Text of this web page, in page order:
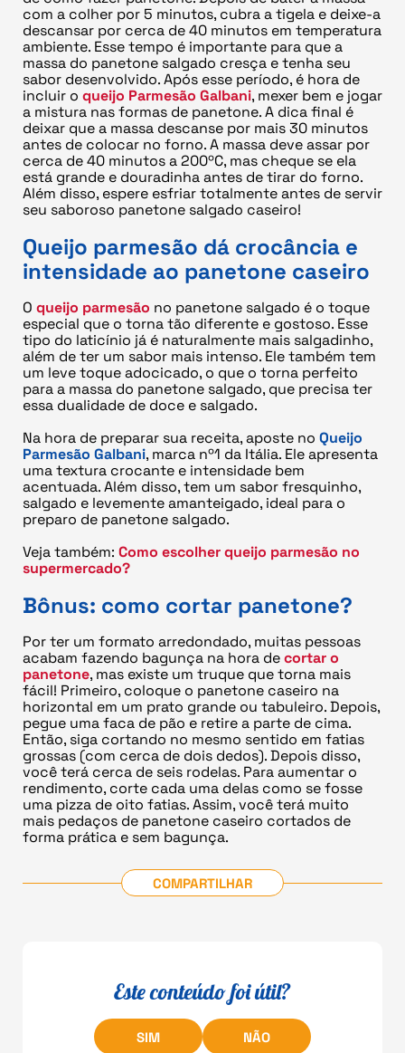
com a colher por 5 minutos, cubra a tigela e deixe-a
descansar por cerca de 40 minutos em temperatura
ambiente. Esse tempo é importante para que a
massa do panetone salgado cresça e tenha seu
sabor desenvolvido. Após esse período, é hora de
incluir o queijo Parmesão Galbani, mexer bem e jogar
a mistura nas formas de panetone. A dica final é
deixar que a massa descanse por mais 30 minutos
antes de colocar no forno. A massa deve assar por
cerca de 40 minutos a 200ºC, mas cheque se ela
está grande e douradinha antes de tirar do forno.
Além disso, espere esfriar totalmente antes de servir
seu saboroso panetone salgado caseiro!
Queijo parmesão dá crocância e
intensidade ao panetone caseiro
O queijo parmesão no panetone salgado é o toque
especial que o torna tão diferente e gostoso. Esse
tipo do laticínio já é naturalmente mais salgadinho,
além de ter um sabor mais intenso. Ele também tem
um leve toque adocicado, o que o torna perfeito
para a massa do panetone salgado, que precisa ter
essa dualidade de doce e salgado.
Na hora de preparar sua receita, aposte no Queijo
Parmesão Galbani, marca nº1 da Itália. Ele apresenta
uma textura crocante e intensidade bem
acentuada. Além disso, tem um sabor fresquinho,
salgado e levemente amanteigado, ideal para o
preparo de panetone salgado.
Veja também: Como escolher queijo parmesão no
supermercado?
Bônus: como cortar panetone?
Por ter um formato arredondado, muitas pessoas
acabam fazendo bagunça na hora decortar o
panetone, mas existe um truque que torna mais
fácil! Primeiro, coloque o panetone caseiro na
horizontal em um prato grande ou tabuleiro. Depois,
pegue uma faca de pão e retire a parte de cima.
Então, siga cortando no mesmo sentido em fatias
grossas (com cerca de dois dedos). Depois disso,
você terá cerca de seis rodelas. Para aumentar o
rendimento, corte cada uma delas como se fosse
uma pizza de oito fatias. Assim, você terá muito
mais pedaços de panetone caseiro cortados de
forma prática e sem bagunça.
COMPARTILHAR
Este conteúdo foi útil?
SIM NÃO